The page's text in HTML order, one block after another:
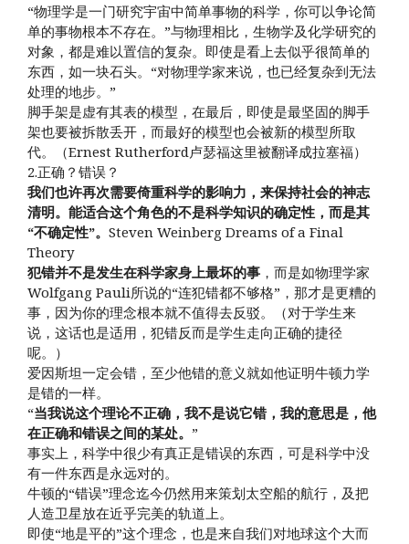
“物理学是一门研究宇宙中简单事物的科学，你可以争论简
单的事物根本不存在。”与物理相比，生物学及化学研究的
对象，都是难以置信的复杂。即使是看上去似乎很简单的
东西，如一块石头。“对物理学家来说，也已经复杂到无法
处理的地步。”
脚手架是虚有其表的模型，在最后，即使是最坚固的脚手
架也要被拆散丢开，而最好的模型也会被新的模型所取
代。（Ernest Rutherford卢瑟福这里被翻译成拉塞福）
2.正确？错误？
我们也许再次需要倚重科学的影响力，来保持社会的神志
清明。能适合这个角色的不是科学知识的确定性，而是其
“不确定性”。 Steven Weinberg Dreams of a Final
Theory
犯错并不是发生在科学家身上最坏的事 ，而是如物理学家
Wolfgang Pauli所说的“连犯错都不够格”，那才是更糟的
事，因为你的理念根本就不值得去反驳。（对于学生来
说，这话也是适用，犯错反而是学生走向正确的捷径
呢。）
爱因斯坦一定会错，至少他错的意义就如他证明牛顿力学
是错的一样。
“当我说这个理论不正确，我不是说它错，我的意思是，他
在正确和错误之间的某处。 ”
事实上，科学中很少有真正是错误的东西，可是科学中没
有一件东西是永远对的。
牛顿的“错误”理念迄今仍然用来策划太空船的航行，及把
人造卫星放在近乎完美的轨道上。
即使“地是平的”这个理念，也是来自我们对地球这个大而